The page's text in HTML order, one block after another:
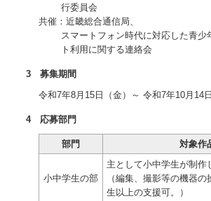
行委員会
共催：近畿総合通信局、
スマートフォン時代に対応した青少
ト利用に関する連絡会
3 募集期間
令和7年8月15日（金）～ 令和7年10月14
4 応募部門
部門 対象作
小中学生の部
主として小中学生が制作
（編集、撮影等の機器
生以上の支援可。）